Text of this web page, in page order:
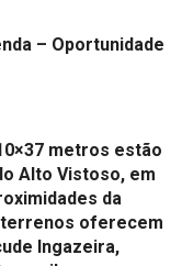
– Oportunidade
metros estão
Alto Vistoso, em
da
terrenos oferecem
Ingazeira,